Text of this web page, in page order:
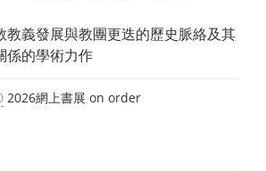
教義發展與教團更迭的歷史脈絡及其
係的學術力作
2026網上書展 on order